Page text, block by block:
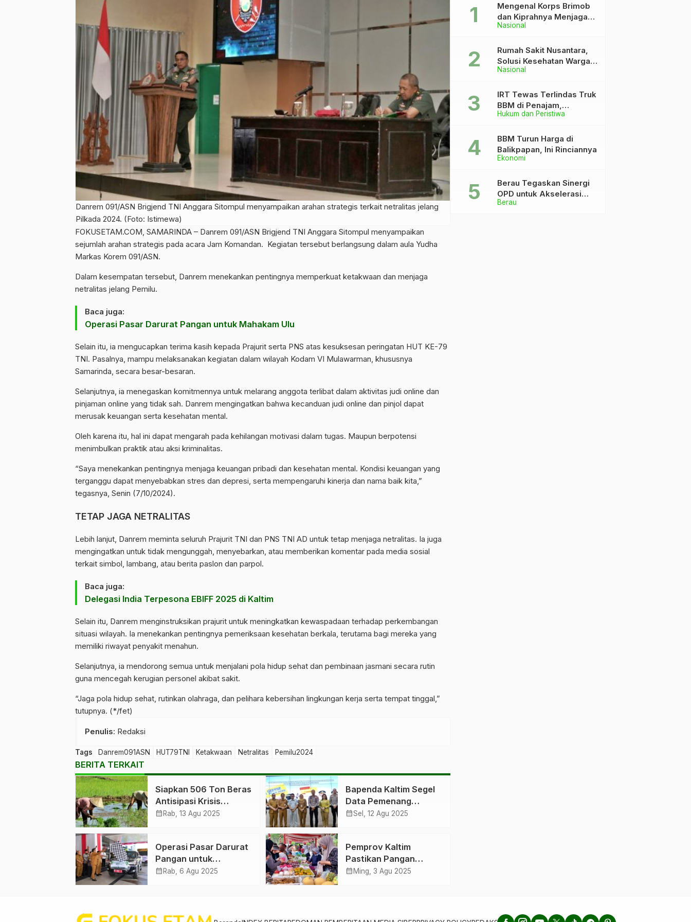
Danrem 091/ASN Brigjend TNI Anggara Sitompul menyampaikan arahan strategis terkait netralitas jelang
Pilkada 2024. (Foto: Istimewa)
FOKUSETAM.COM, SAMARINDA – Danrem 091/ASN Brigjend TNI Anggara Sitompul menyampaikan
sejumlah arahan strategis pada acara Jam Komandan. Kegiatan tersebut berlangsung dalam aula Yudha
Markas Korem 091/ASN.
Dalam kesempatan tersebut, Danrem menekankan pentingnya memperkuat ketakwaan dan menjaga
netralitas jelang Pemilu.
Baca juga:
Operasi Pasar Darurat Pangan untuk Mahakam Ulu
Selain itu, ia mengucapkan terima kasih kepada Prajurit serta PNS atas kesuksesan peringatan HUT KE-79
TNI. Pasalnya, mampu melaksanakan kegiatan dalam wilayah Kodam VI Mulawarman, khususnya
Samarinda, secara besar-besaran.
Selanjutnya, ia menegaskan komitmennya untuk melarang anggota terlibat dalam aktivitas judi online dan
pinjaman online yang tidak sah. Danrem mengingatkan bahwa kecanduan judi online dan pinjol dapat
merusak keuangan serta kesehatan mental.
Oleh karena itu, hal ini dapat mengarah pada kehilangan motivasi dalam tugas. Maupun berpotensi
menimbulkan praktik atau aksi kriminalitas.
“Saya menekankan pentingnya menjaga keuangan pribadi dan kesehatan mental. Kondisi keuangan yang
terganggu dapat menyebabkan stres dan depresi, serta mempengaruhi kinerja dan nama baik kita,”
tegasnya, Senin (7/10/2024).
TETAP JAGA NETRALITAS
Lebih lanjut, Danrem meminta seluruh Prajurit TNI dan PNS TNI AD untuk tetap menjaga netralitas. Ia juga
mengingatkan untuk tidak mengunggah, menyebarkan, atau memberikan komentar pada media sosial
terkait simbol, lambang, atau berita paslon dan parpol.
Baca juga:
Delegasi India Terpesona EBIFF 2025 di Kaltim
Selain itu, Danrem menginstruksikan prajurit untuk meningkatkan kewaspadaan terhadap perkembangan
situasi wilayah. Ia menekankan pentingnya pemeriksaan kesehatan berkala, terutama bagi mereka yang
memiliki riwayat penyakit menahun.
Selanjutnya, ia mendorong semua untuk menjalani pola hidup sehat dan pembinaan jasmani secara rutin
guna mencegah kerugian personel akibat sakit.
“Jaga pola hidup sehat, rutinkan olahraga, dan pelihara kebersihan lingkungan kerja serta tempat tinggal,”
tutupnya. (*/fet)
Penulis: Redaksi
Tags Danrem091ASN HUT79TNI Ketakwaan Netralitas Pemilu2024
BERITA TERKAIT
Siapkan 506 Ton Beras
Antisipasi Krisis
Pangan di Kaltim
calendar_month Rab, 13 Agu 2025
Bapenda Kaltim Segel
Data Pemenang
Gebyar Pajak 2025
calendar_monthSel, 12 Agu 2025
Operasi Pasar Darurat
Pangan untuk
Mahakam Ulu
calendar_month Rab, 6 Agu 2025
Pemprov Kaltim
Pastikan Pangan
Murah Hingga
calendar_month Ming, 3 Agu 2025
Nasional
Mengenal Korps Brimob
dan Kiprahnya Menjaga
Keutuhan NKRI
Nasional
Rumah Sakit Nusantara,
Solusi Kesehatan Warga
Dekat IKN
Hukum dan Peristiwa
IRT Tewas Terlindas Truk
BBM di Penajam,
Anaknya Patah Kaki
Ekonomi
BBM Turun Harga di
Balikpapan, Ini Rinciannya
Berau
Berau Tegaskan Sinergi
OPD untuk Akselerasi
Pembangunan